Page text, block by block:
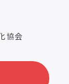
協会